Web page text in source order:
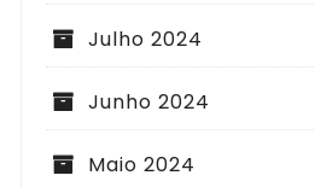
Julho 2024
Junho 2024
Maio 2024